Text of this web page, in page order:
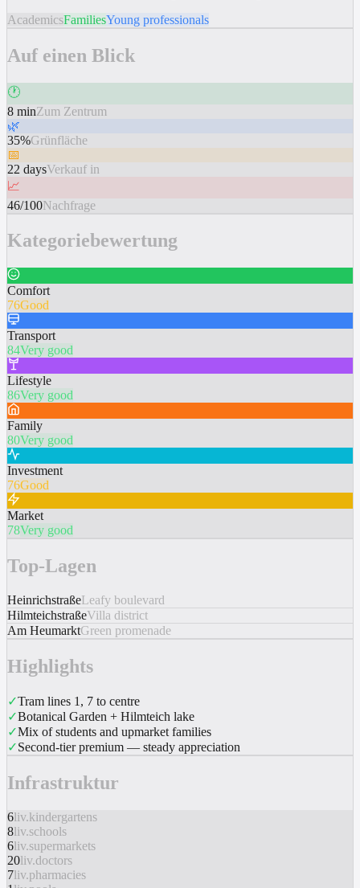
AcademicsFamiliesYoung professionals
Auf einen Blick
🕐
8 minZum Zentrum
🌿
35%Grünfläche
📅
22 daysVerkauf in
📈
46/100Nachfrage
Kategoriebewertung
Comfort
76Good
Transport
84Very good
Lifestyle
86Very good
Family
80Very good
Investment
76Good
Market
78Very good
Top-Lagen
HeinrichstraßeLeafy boulevard
HilmteichstraßeVilla district
Am HeumarktGreen promenade
Highlights
✓Tram lines 1, 7 to centre
✓Botanical Garden + Hilmteich lake
✓Mix of students and upmarket families
✓Second-tier premium — steady appreciation
Infrastruktur
6liv.kindergartens
8liv.schools
6liv.supermarkets
20liv.doctors
7liv.pharmacies